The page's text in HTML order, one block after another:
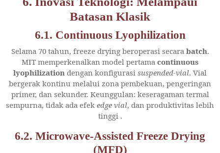
Batasan Klasik
6.1. Continuous Lyophilization
Selama 70 tahun, freeze drying beroperasi secara batch.
MIT memperkenalkan model pertama continuous
lyophilization dengan konfigurasi suspended-vial. Vial
bergerak kontinu melalui zona pembekuan, pengeringan
primer, dan sekunder. Keunggulan: keseragaman termal
sempurna, tidak ada efek edge vial, dan produktivitas lebih
tinggi .
6.2. Microwave-Assisted Freeze Drying
(MFD)